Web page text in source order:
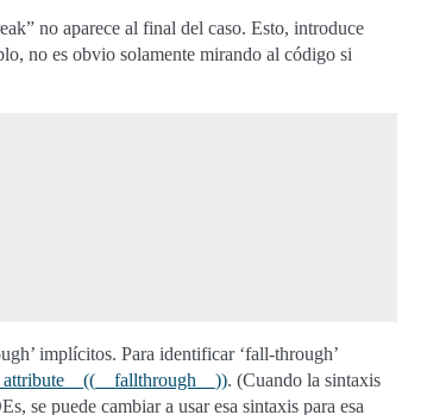
no aparece al final del caso. Esto, introduce
no es obvio solamente mirando al código si
implícitos. Para identificar ‘fall-through’
. (Cuando la sintaxis
se puede cambiar a usar esa sintaxis para esa